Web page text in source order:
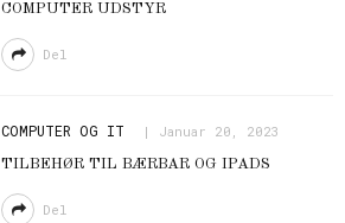
COMPUTER UDSTYR
Del
COMPUTER OG IT Januar 20, 2023
TILBEHØR TIL BÆRBAR OG IPADS
Del